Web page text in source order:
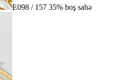
E098 / 157 35% boş sahə